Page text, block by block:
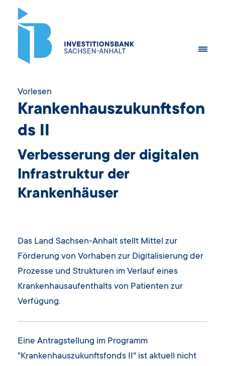
Vorlesen
Krankenhauszukunftsfon
ds II
Verbesserung der digitalen
Infrastruktur der
Krankenhäuser
Das Land Sachsen-Anhalt stellt Mittel zur
Förderung von Vorhaben zur Digitalisierung der
Prozesse und Strukturen im Verlauf eines
Krankenhausaufenthalts von Patienten zur
Verfügung.
Eine Antragstellung im Programm
"Krankenhauszukunftsfonds II" ist aktuell nicht